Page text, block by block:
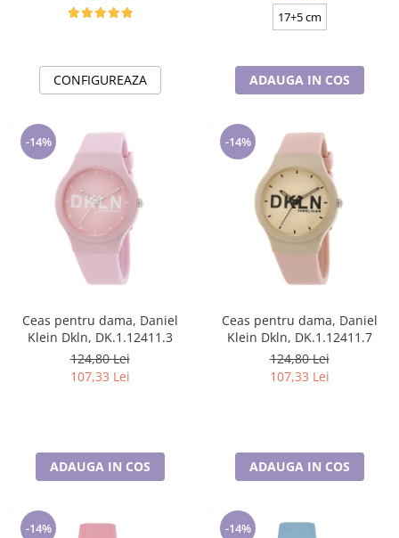
CONFIGUREAZA
17+5 cm
ADAUGA IN COS
-14%
Ceas pentru dama, Daniel
Klein Dkln, DK.1.12411.3
124,80 Lei
107,33 Lei
ADAUGA IN COS
-14%
Ceas pentru dama, Daniel
Klein Dkln, DK.1.12411.7
124,80 Lei
107,33 Lei
ADAUGA IN COS
-14% -14%